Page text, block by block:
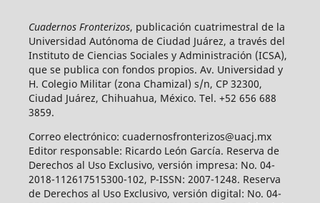
Cuadernos Fronterizos, publicación cuatrimestral de la
Universidad Autónoma de Ciudad Juárez, a través del
Instituto de Ciencias Sociales y Administración (ICSA),
que se publica con fondos propios. Av. Universidad y
H. Colegio Militar (zona Chamizal) s/n, CP 32300,
Ciudad Juárez, Chihuahua, México. Tel. +52 656 688
3859.
Correo electrónico: cuadernosfronterizos@uacj.mx
Editor responsable: Ricardo León García. Reserva de
Derechos al Uso Exclusivo, versión impresa: No. 04-
2018-112617515300-102, P-ISSN: 2007-1248. Reserva
de Derechos al Uso Exclusivo, versión digital: No. 04-